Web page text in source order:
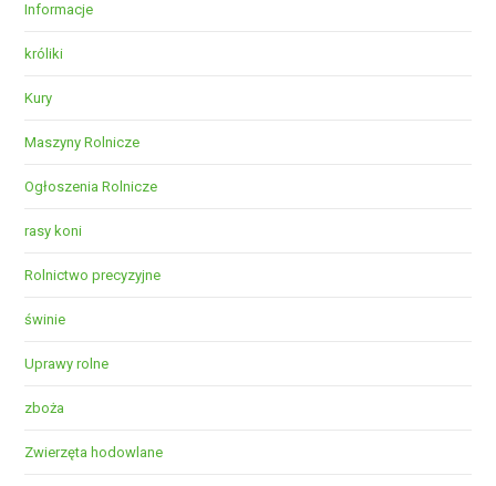
Informacje
króliki
Kury
Maszyny Rolnicze
Ogłoszenia Rolnicze
rasy koni
Rolnictwo precyzyjne
świnie
Uprawy rolne
zboża
Zwierzęta hodowlane